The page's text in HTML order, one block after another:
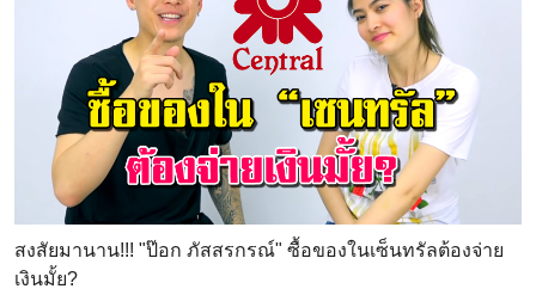
สงสัยมานาน!!! "ป๊อก ภัสสรกรณ์" ซื้อของในเซ็นทรัลต้องจ่าย
เงินมั้ย?